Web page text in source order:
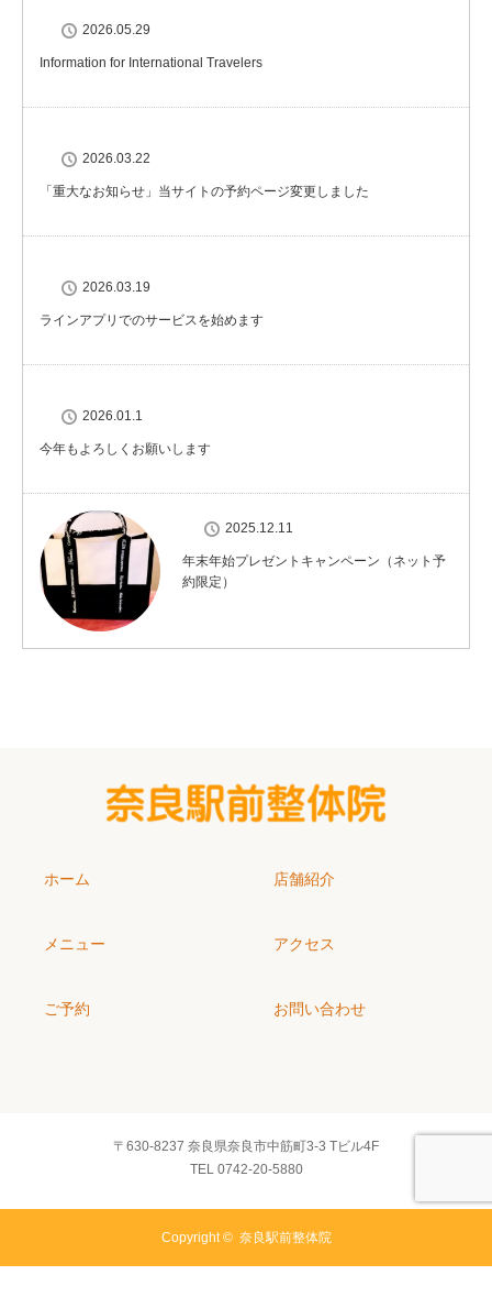
2026.05.29
Information for International Travelers
2026.03.22
「重大なお知らせ」当サイトの予約ページ変更しました
2026.03.19
ラインアプリでのサービスを始めます
2026.01.1
今年もよろしくお願いします
2025.12.11
年末年始プレゼントキャンペーン（ネット予
約限定）
ホーム 店舗紹介
メニュー アクセス
ご予約 お問い合わせ
〒630-8237 奈良県奈良市中筋町3-3 Tビル4F
TEL 0742-20-5880
Copyright © 奈良駅前整体院